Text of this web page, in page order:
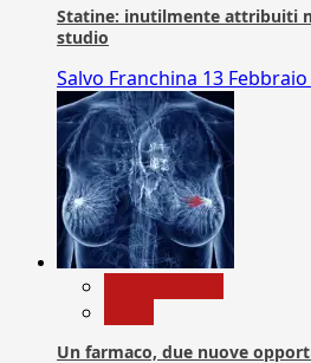
Statine: inutilmente attribuiti
studio
Salvo Franchina 13
Un farmaco, due nuove